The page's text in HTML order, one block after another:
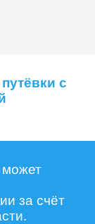
с
может
за счёт